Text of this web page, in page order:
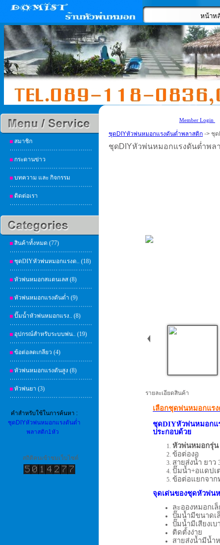
หน้าห
สมาชิก
กระดานข่าว
บทความ และ กิจกรรม
ติดต่อเรา
สินค้าทั้งหมด (77)
ชุดDIYหัวพ่นหมอกแรงด.. (18)
หัวพ่นหมอกสแตนเลส (8)
หัวพ่นหมอกแรงดันต่ำ (9)
ปั๊มน้ำหัวพ่นหมอกแรง.. (8)
อุปกรณ์สำหรับระบบพ่น.. (19)
ข้อต่อลดเกลียว (4)
หัวพ่นหมอกแรงดันสูง (8)
หัวพ่นยา (3)
คำสำหรับใช้ในการค้นหา :
ชุดDIYหัวพ่นหมอกแรงดันต่ำ
พลาสติก1หัว
สถิติคนเข้าชมเว็บไซต์
Member Login
ชุดDIYหัวพ่นหมอกแรงดันต่ำพลาสติก -> ชุ
ชุดDIYหัวพ่นหมอกแรงดันต่ำพล
รายละเอียดสินค้า
เลือกชุดพ่นหมอกแร
ชุดDIYหัวพ่นหมอกแ
ประกอบด้วย
หัวพ่นหมอกรุ่น
ข้อต่องอ
สายส่งน้ำ ยาว
ปั๊มน้ำ+อแดปเ
ข้อต่อแยกจาก
จุดเด่นของชุดหัวพ่น
ละอองหมอกเ
ปั๊มน้ำมีขนาดเ
ปั๊มน้ำมีเสียงเบ
ติดตั้งง่าย
สายส่งน้ำมีน้ำ